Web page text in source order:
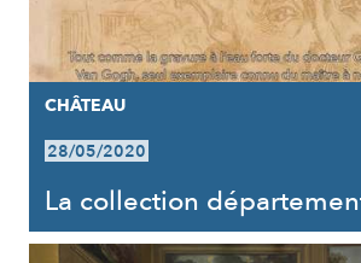
CHÂTEAU
28/05/2020
La collection